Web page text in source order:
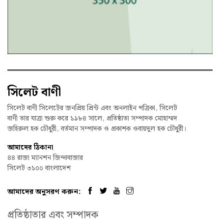
সিলেট বাণী
সিলেট বাণী সিলেটের জনপ্রিয় প্রিন্ট এবং অনলাইন পত্রিকা, সিলেট
বাণী তার যাত্রা শুরু করে ১৯৮৪ সালে, প্রতিষ্ঠাতা সম্পাদক মোহাম্মদ
জহিরুল হক চৌধুরী, বর্তমান সম্পাদক ও প্রকাশক ওবায়দুল হক চৌধুরী।
আমাদের ঠিকানা
৪৪ রাজা ম্যানশন জিন্দাবাজার
সিলেট ৩১০০ বাংলাদেশ
আমাদের অনুসরণ করুন:
প্রতিষ্ঠাতার এবং সম্পাদক